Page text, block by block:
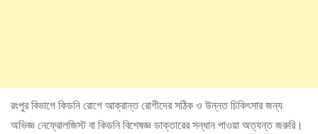
রংপুর বিভাগে কিডনি রোগে আক্রান্ত রোগীদের সঠিক ও উন্নত চিকিৎসার জন্য
অভিজ্ঞ নেফ্রোলজিস্ট বা কিডনি বিশেষজ্ঞ ডাক্তারের সন্ধান পাওয়া অত্যন্ত জরুরি।